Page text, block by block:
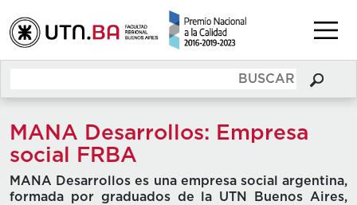
MANA Desarrollos: Empresa
social FRBA
MANA Desarrollos es una empresa social argentina,
formada por graduados de la UTN Buenos Aires,